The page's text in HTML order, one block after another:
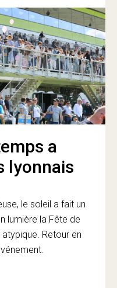
a
lyonnais
le soleil a fait un
lumière la Fête de
Retour en